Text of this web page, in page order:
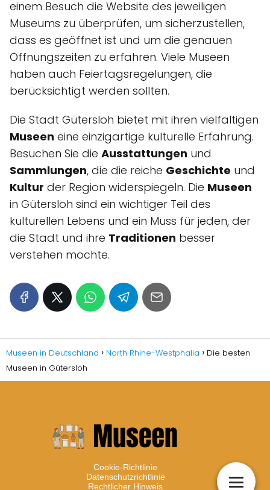
einem Besuch die Website des jeweiligen
Museums zu überprüfen, um sicherzustellen,
dass es geöffnet ist und um die genauen
Öffnungszeiten zu erfahren. Viele Museen
haben auch Feiertagsregelungen, die
berücksichtigt werden sollten.
Die Stadt Gütersloh bietet mit ihren vielfältigen
Museen eine einzigartige kulturelle Erfahrung.
Besuchen Sie die Ausstattungen und
Sammlungen, die die reiche Geschichte und
Kultur der Region widerspiegeln. Die Museen
in Gütersloh sind ein wichtiger Teil des
kulturellen Lebens und ein Muss für jeden, der
die Stadt und ihre Traditionen besser
verstehen möchte.
Museen in Deutschland North Rhine-Westphalia
Die besten
Museen in Gütersloh
Cookie-Richtlinie
Datenschutzrichtlinie
Rechtlicher Hinweis